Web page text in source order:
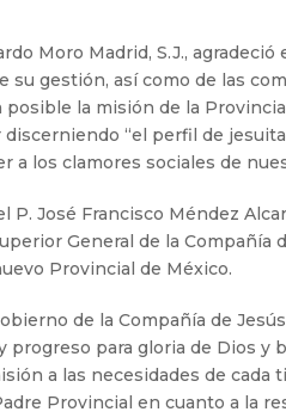
Moro Madrid, S.J.,
su gestión, así como de las
la misión de la
“el perfil de
a los clamores sociales de
P. José Francisco Méndez
General de la Compañía
Provincial de México.
de la Compañía de
progreso para gloria de Dios y
a las necesidades de cada
Provincial en cuanto a la